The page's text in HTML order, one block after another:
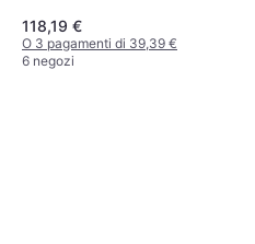
118,19 €
O 3 pagamenti di 39,39 €
6 negozi